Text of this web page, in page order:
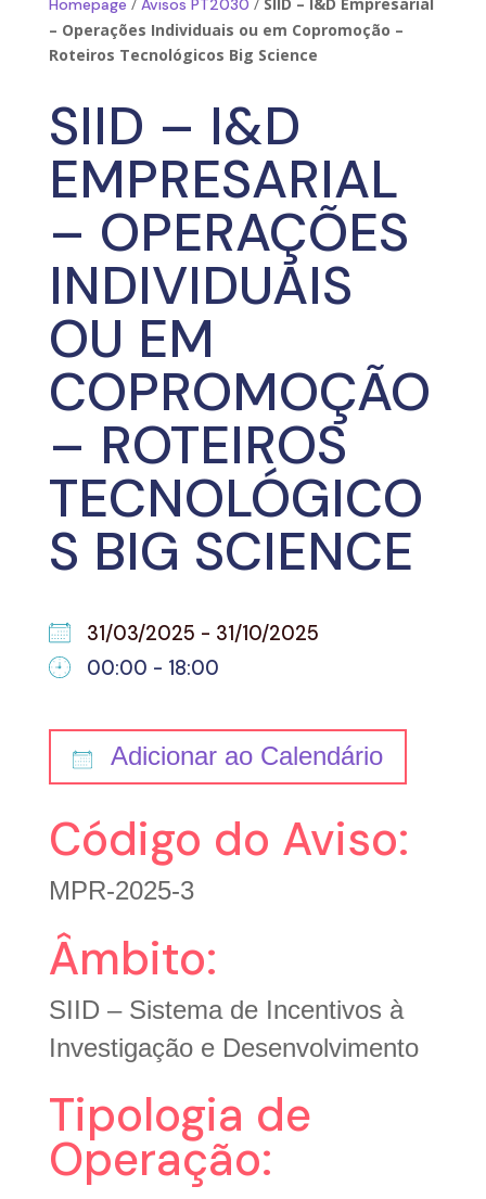
Homepage Avisos PT2030
– Operações Individuais ou em Copromoção –
Roteiros Tecnológicos Big Science
SIID – I&D
EMPRESARIAL
– OPERAÇÕES
INDIVIDUAIS
OU EM
COPROMOÇÃO
– ROTEIROS
TECNOLÓGICO
S BIG SCIENCE
31/03/2025 - 31/10/2025
00:00 - 18:00
Adicionar ao Calendário
Código do Aviso:
MPR-2025-3
Âmbito:
SIID – Sistema de Incentivos à
Investigação e Desenvolvimento
Tipologia de
Operação: